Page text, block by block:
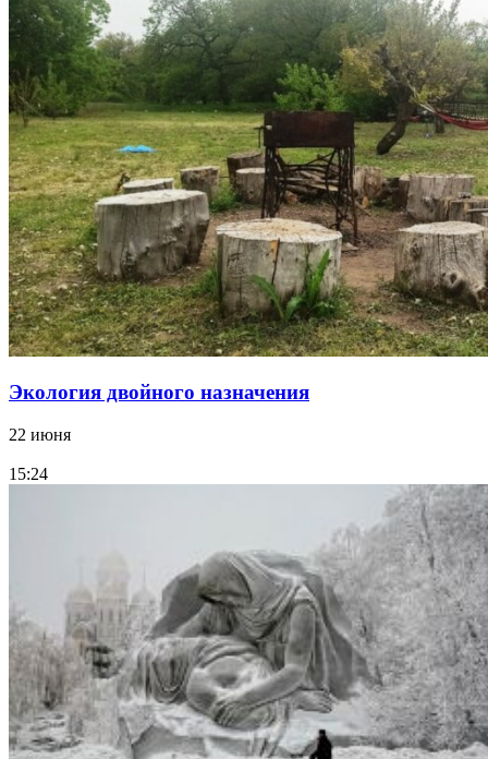
Экология двойного назначения
22 июня
15:24